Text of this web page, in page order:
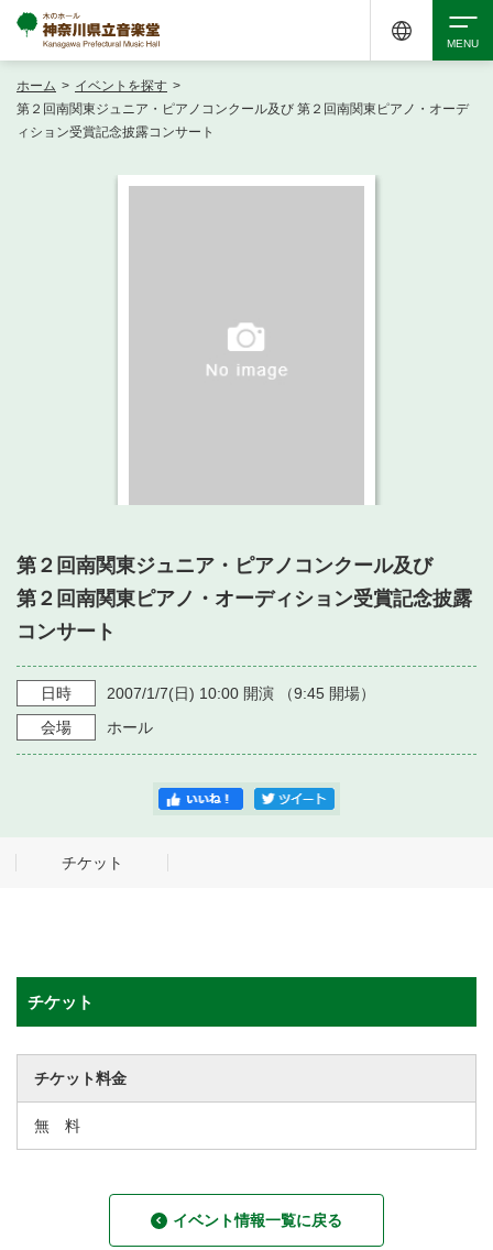
・ よくある質問
・ 空き状況
・ 抽選対象日
・ 利用料金
・ 音楽堂のご案内
・ 芸術参与
・ 建築見学ツアー
神奈川県立音楽堂
SNS
ホーム > イベントを探す >
第２回南関東ジュニア・ピアノコンクール及び 第２回南関東ピアノ・オーデ
ィション受賞記念披露コンサート
第２回南関東ジュニア・ピアノコンクール及び
第２回南関東ピアノ・オーディション受賞記念披露
コンサート
日時 2007/1/7(日) 10:00 開演 （9:45 開場）
会場
ホール
チケット
チケット
チケット料金
無 料
イベント情報一覧に戻る